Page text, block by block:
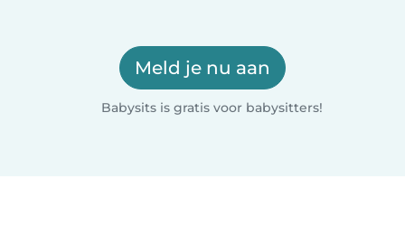
Meld je nu aan
Babysits is gratis voor babysitters!